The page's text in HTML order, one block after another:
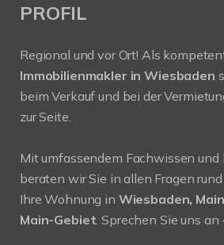
PROFIL
Regional und vor Ort! Als
Immobilienmakler in Wiesbaden
beim Verkauf und bei der
zur Seite.
Mit umfassendem Fachwissen und
beraten wir Sie in allen Fragen
Ihre Wohnung in Wiesbaden,
Main-Gebiet. Sprechen Sie uns